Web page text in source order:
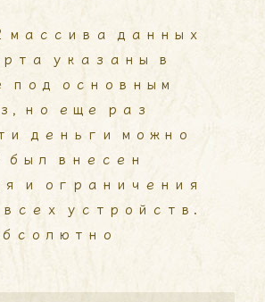
массива данных
указаны в
под основным
но еще раз
деньги можно
был внесен
и ограничения
устройств.